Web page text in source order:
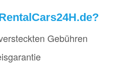
Gebühren